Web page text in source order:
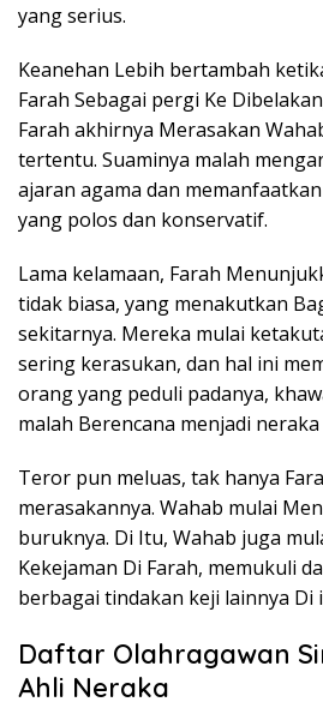
yang serius.
Keanehan Lebih bertambah
Farah Sebagai pergi Ke
Farah akhirnya Merasakan
tertentu. Suaminya malah
ajaran agama dan
yang polos dan konservatif.
Lama kelamaan, Farah
tidak biasa, yang menakutkan
sekitarnya. Mereka mulai
sering kerasukan, dan hal ini
orang yang peduli padanya,
malah Berencana menjadi neraka
Teror pun meluas, tak hanya
merasakannya. Wahab mulai
buruknya. Di Itu, Wahab juga
Kekejaman Di Farah, memukuli
berbagai tindakan keji lainnya Di
Daftar Olahragawan
Ahli Neraka